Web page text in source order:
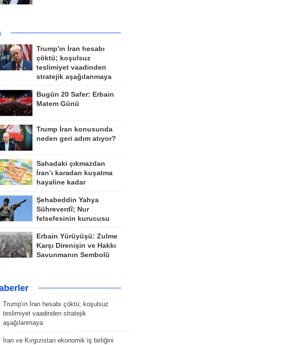
Trump'ın İran hesabı
çöktü; koşulsuz
teslimiyet vaadinden
stratejik aşağılanmaya
Bugün 20 Safer: Erbain
Matem Günü
Trump İran konusunda
neden geri adım atıyor?
Sahadaki çıkmazdan
İran’ı karadan kuşatma
hayaline kadar
Şehabeddin Yahya
Sühreverdî; Nur
felsefesinin kurucusu
Erbain Yürüyüşü: Zulme
Karşı Direnişin ve Hakkı
Savunmanın Sembolü
Trump'ın İran hesabı çöktü; koşulsuz
teslimiyet vaadinden stratejik
aşağılanmaya
İran ve Kırgızistan ekonomik iş birliğini